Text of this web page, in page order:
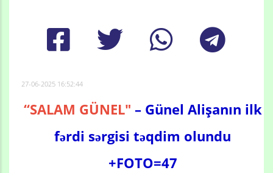
27-06-2025 16:52:44
“SALAM GÜNEL" – Günel Alişanın ilk
fərdi sərgisi təqdim olundu
+FOTO=47